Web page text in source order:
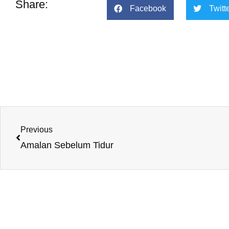
Share: Facebook
Previous
Amalan Sebelum Tidur